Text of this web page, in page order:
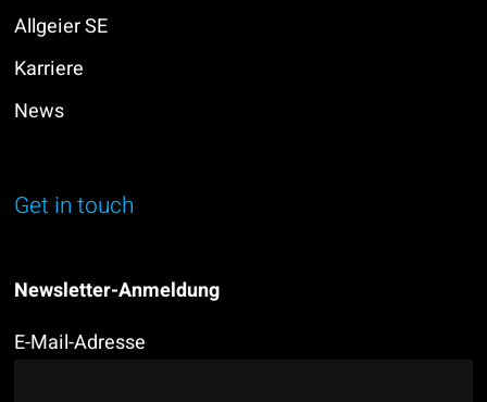
Allgeier SE
Karriere
News
Get in touch
Newsletter-Anmeldung
E-Mail-Adresse